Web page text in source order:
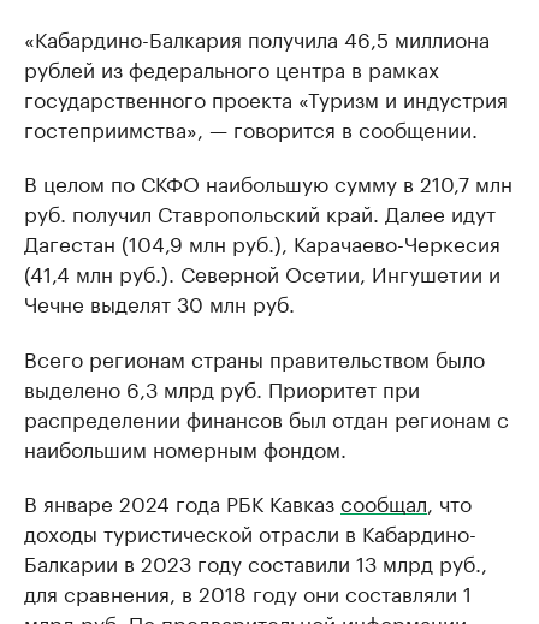
«Кабардино-Балкария получила 46,5 миллиона
рублей из федерального центра в рамках
государственного проекта «Туризм и индустрия
гостеприимства», — говорится в сообщении.
В целом по СКФО наибольшую сумму в 210,7 млн
руб. получил Ставропольский край. Далее идут
Дагестан (104,9 млн руб.), Карачаево-Черкесия
(41,4 млн руб.). Северной Осетии, Ингушетии и
Чечне выделят 30 млн руб.
Всего регионам страны правительством было
выделено 6,3 млрд руб. Приоритет при
распределении финансов был отдан регионам с
наибольшим номерным фондом.
В январе 2024 года РБК Кавказсообщал , что
доходы туристической отрасли в Кабардино-
Балкарии в 2023 году составили 13 млрд руб.,
для сравнения, в 2018 году они составляли 1